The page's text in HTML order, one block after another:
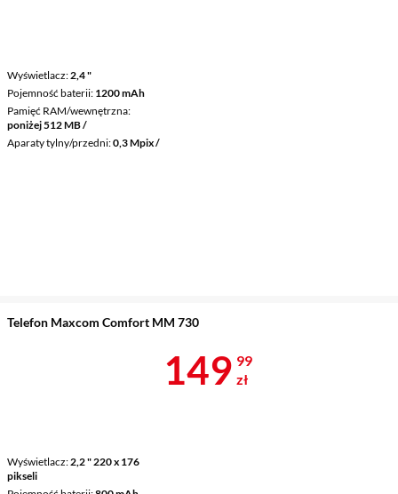
Wyświetlacz 2,4 "
Pojemność baterii 1200 mAh
Pamięć RAM/wewnętrzna
poniżej 512 MB /
Aparaty tylny/przedni 0,3 Mpix /
Telefon Maxcom Comfort MM 730
Wyświetlacz 2,2 " 220 x 176
pikseli
Cena 149,99
149 99
zł